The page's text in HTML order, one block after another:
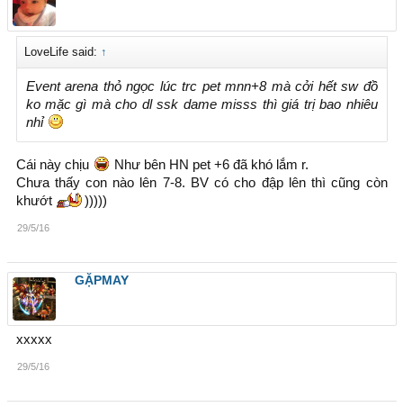
LoveLife said: ↑
Event arena thỏ ngọc lúc trc pet mnn+8 mà cởi hết sw đồ
ko mặc gì mà cho dl ssk dame misss thì giá trị bao nhiêu
nhỉ
Cái này chịu
Như bên HN pet +6 đã khó lắm r.
Chưa thấy con nào lên 7-8. BV có cho đập lên thì cũng còn
khướt
)))))
29/5/16
GẶPMAY
xxxxx
29/5/16